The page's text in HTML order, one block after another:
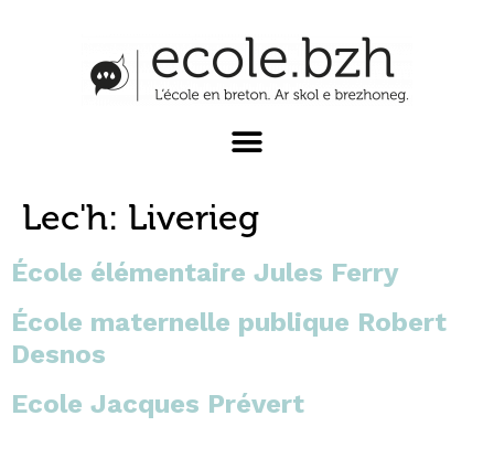
Lec'h: Liverieg
École élémentaire Jules Ferry
École maternelle publique Robert
Desnos
Ecole Jacques Prévert